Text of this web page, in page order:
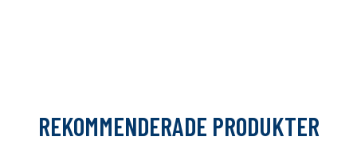
REKOMMENDERADE PRODUKTER